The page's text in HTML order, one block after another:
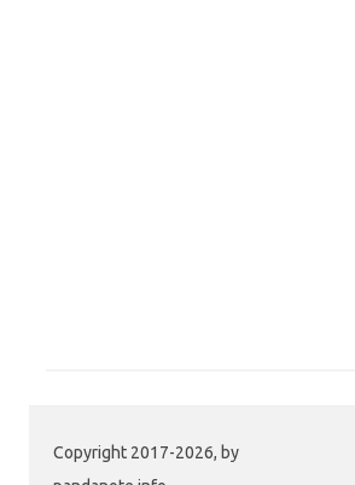
Copyright 2017-2026, by